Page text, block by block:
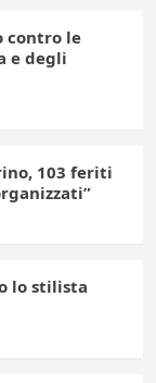
contro le
e degli
103 feriti
lo stilista